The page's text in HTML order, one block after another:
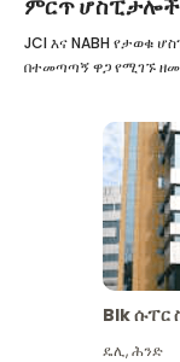
ምርጥ ሆስፒታሎች
JCI እና NABH የታወቁ
በተመጣጣኝ ዋጋ የሚገኙ
Blk ሱፐር
ዴሊ,ሕንድ